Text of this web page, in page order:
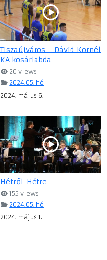
Tiszaújváros - Dávid Kornél
KA kosárlabda
20 views
2024.05. hó
2024. május 6.
Hétről-Hétre
155 views
2024.05. hó
2024. május 1.